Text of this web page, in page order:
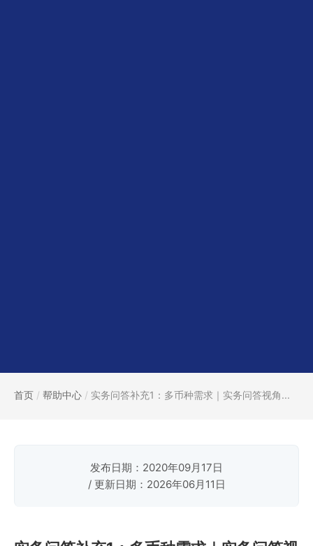
首页 / 帮助中心 / 实务问答补充1：多币种需求｜实务问答视角...
发布日期：2020年09月17日
/ 更新日期：2026年06月11日